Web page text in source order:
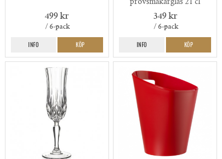
499 kr
/ 6-pack
INFO KÖP
provsmakarglas 21 cl
349 kr
/ 6-pack
INFO KÖP